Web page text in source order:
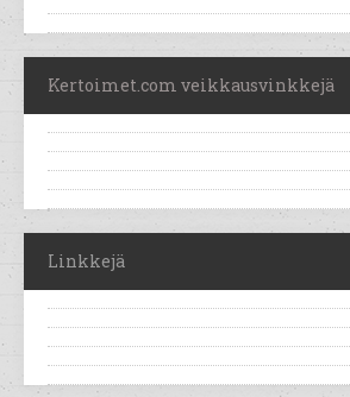
Kertoimet.com veikkausvinkkejä
Linkkejä